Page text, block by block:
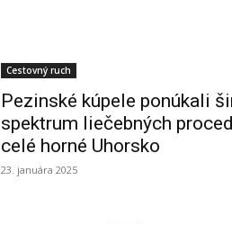
Cestovný ruch
Pezinské kúpele ponúkali
spektrum liečebných
celé horné Uhorsko
23. januára 2025